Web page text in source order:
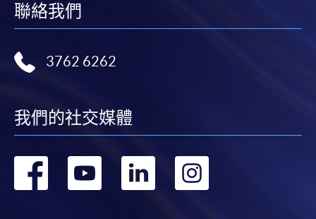
聯絡我們
3762 6262
我們的社交媒體
轉 轉 轉 轉